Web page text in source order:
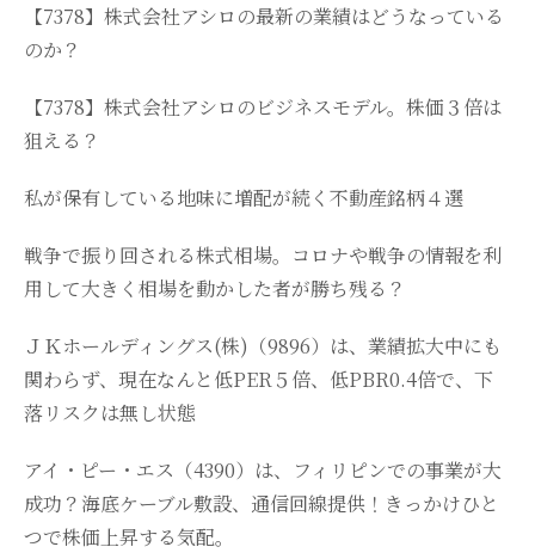
【7378】株式会社アシロの最新の業績はどうなっている
のか？
【7378】株式会社アシロのビジネスモデル。株価３倍は
狙える？
私が保有している地味に増配が続く不動産銘柄４選
戦争で振り回される株式相場。コロナや戦争の情報を利
用して大きく相場を動かした者が勝ち残る？
ＪＫホールディングス(株)（9896）は、業績拡大中にも
関わらず、現在なんと低PER５倍、低PBR0.4倍で、下
落リスクは無し状態
アイ・ピー・エス（4390）は、フィリピンでの事業が大
成功？海底ケーブル敷設、通信回線提供！きっかけひと
つで株価上昇する気配。